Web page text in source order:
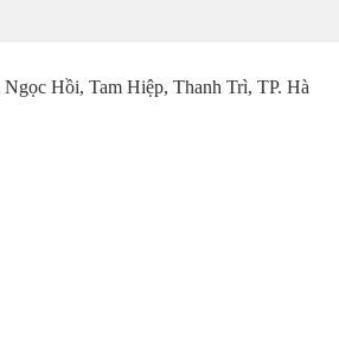
Ngọc Hồi, Tam Hiệp, Thanh Trì, TP. Hà